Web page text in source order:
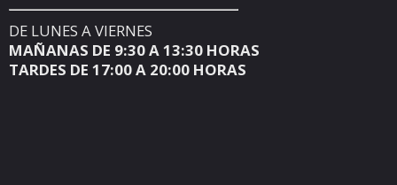
DE LUNES A VIERNES
MAÑANAS DE 9:30 A 13:30 HORAS
TARDES DE 17:00 A 20:00 HORAS